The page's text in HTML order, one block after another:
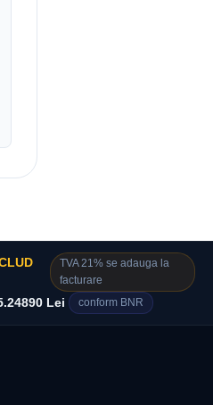
TVA 21% se adauga la
facturare
Lei conform BNR